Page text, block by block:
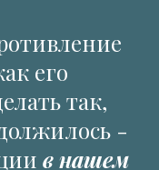
его
так,
-
в нашем